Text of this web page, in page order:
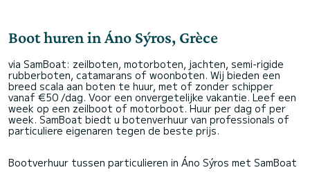
Boot huren in Áno Sýros, Grèce
via SamBoat: zeilboten, motorboten, jachten, semi-rigide
rubberboten, catamarans of woonboten. Wij bieden een
breed scala aan boten te huur, met of zonder schipper
vanaf €50 /dag. Voor een onvergetelijke vakantie. Leef een
week op een zeilboot of motorboot. Huur per dag of per
week. SamBoat biedt u botenverhuur van professionals of
particuliere eigenaren tegen de beste prijs.
Bootverhuur tussen particulieren in Áno Sýros met SamBoat